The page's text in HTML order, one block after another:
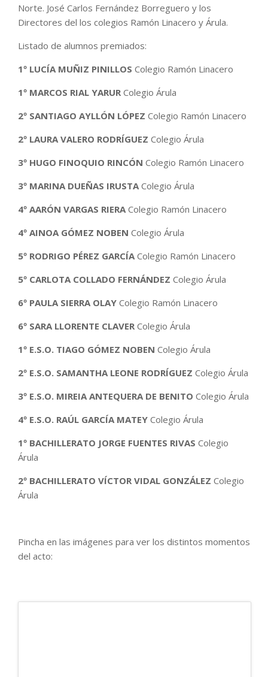
Norte. José Carlos Fernández Borreguero y los
Directores del los colegios Ramón Linacero y Árula.
Listado de alumnos premiados:
1º LUCÍA MUÑIZ PINILLOS Colegio Ramón Linacero
1º MARCOS RIAL YARUR Colegio Árula
2º SANTIAGO AYLLÓN LÓPEZ Colegio Ramón Linacero
2º LAURA VALERO RODRÍGUEZ Colegio Árula
3º HUGO FINOQUIO RINCÓN Colegio Ramón Linacero
3º MARINA DUEÑAS IRUSTAColegio Árula
4º AARÓN VARGAS RIERAColegio Ramón Linacero
4º AINOA GÓMEZ NOBEN Colegio Árula
5º RODRIGO PÉREZ GARCÍAColegio Ramón Linacero
5º CARLOTA COLLADO FERNÁNDEZ Colegio Árula
6º PAULA SIERRA OLAY Colegio Ramón Linacero
6º SARA LLORENTE CLAVER Colegio Árula
1º E.S.O. TIAGO GÓMEZ NOBEN Colegio Árula
2º E.S.O. SAMANTHA LEONE RODRÍGUEZ Colegio Árula
3º E.S.O. MIREIA ANTEQUERA DE BENITO Colegio Árula
4º E.S.O. RAÚL GARCÍA MATEY Colegio Árula
1º BACHILLERATO JORGE FUENTES RIVAS Colegio
Árula
2º BACHILLERATO VÍCTOR VIDAL GONZÁLEZ Colegio
Árula
Pincha en las imágenes para ver los distintos momentos
del acto: